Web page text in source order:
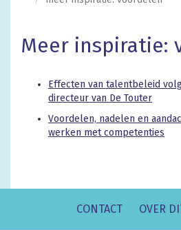
Meer inspiratie:
Effecten van talentbeleid
directeur van De Touter
Voordelen, nadelen en
werken met competenties
CONTACT OVER